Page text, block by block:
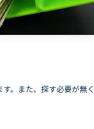
。また、探す必要が無